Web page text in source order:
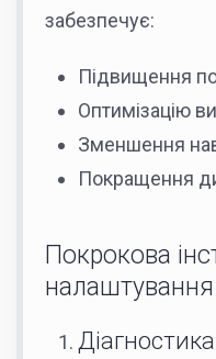
забезпечує:
Підвищення
Оптимізацію
Зменшення
Покращення
Покрокова
налаштування